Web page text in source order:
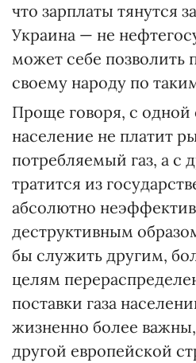
что зарплаты тянутся
Украина — не
может себе позволить
своему народу по
Проще говоря, с одной
население не платит
потребляемый газ, а с
тратится из
абсолютно
деструктивным
бы служить другим,
целям
поставки газа
жизненно более
другой европейской